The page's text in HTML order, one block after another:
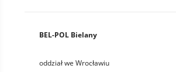
BEL-POL Bielany
oddział we Wrocławiu